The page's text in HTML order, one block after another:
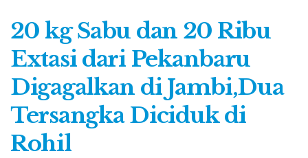
20 kg Sabu dan 20 Ribu
Extasi dari Pekanbaru
Digagalkan di Jambi,Dua
Tersangka Diciduk di
Rohil